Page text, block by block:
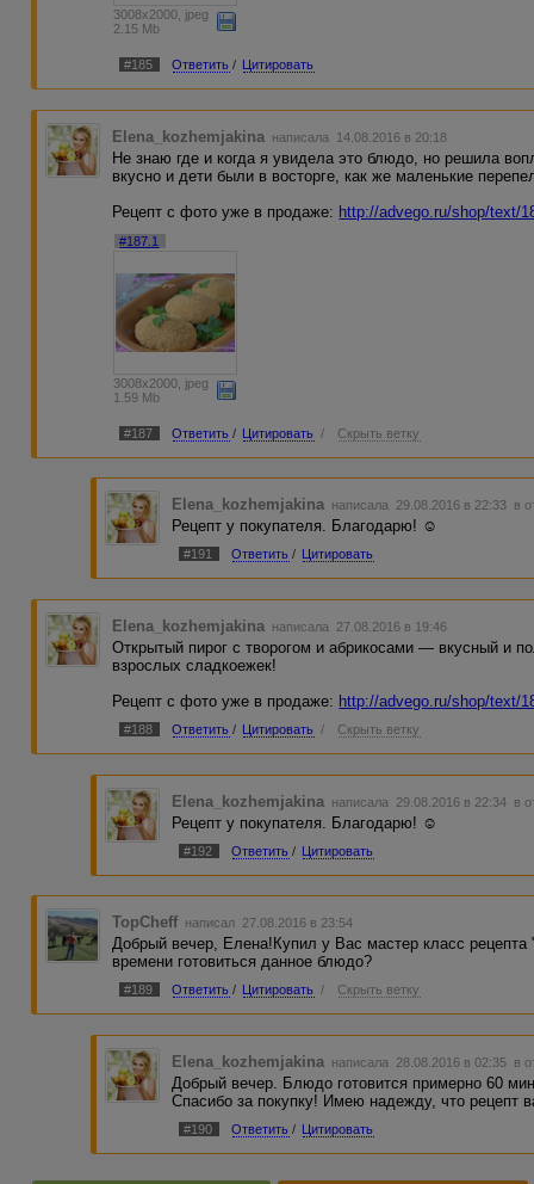
3008x2000, jpeg
2.15 Mb
#185 Ответить / Цитировать
Elena_kozhemjakina написала 14.08.2016 в 20:18
Не знаю где и когда я увидела это блюдо, но решила
вкусно и дети были в восторге, как же маленькие
Рецепт с фото уже в продаже: http://advego.ru/shop/text/
#187.1
3008x2000, jpeg
1.59 Mb
#187 Ответить / Цитировать / Скрыть ветку
Elena_kozhemjakina написала 29.08.2016 в 22:33 в
Рецепт у покупателя. Благодарю! ☺
#191 Ответить / Цитировать
Elena_kozhemjakina написала 27.08.2016 в 19:46
Открытый пирог с творогом и абрикосами — вкусный и
взрослых сладкоежек!
Рецепт с фото уже в продаже: http://advego.ru/shop/text/
#188 Ответить / Цитировать / Скрыть ветку
Elena_kozhemjakina написала 29.08.2016 в 22:34 в
Рецепт у покупателя. Благодарю! ☺
#192 Ответить / Цитировать
TopCheff написал 27.08.2016 в 23:54
Добрый вечер, Елена!Купил у Вас мастер класс
времени готовиться данное блюдо?
#189 Ответить / Цитировать / Скрыть ветку
Elena_kozhemjakina написала 28.08.2016 в 02:35 в
Добрый вечер. Блюдо готовится примерно 60
Спасибо за покупку! Имею надежду, что рецепт
#190 Ответить / Цитировать